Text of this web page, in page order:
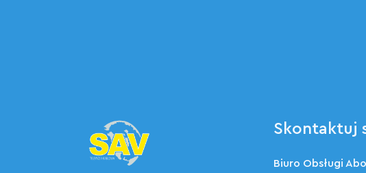
Skontaktuj
Biuro Obsługi